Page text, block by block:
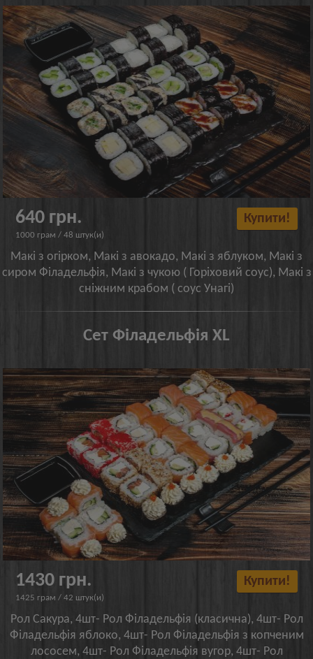
640 грн.
1000 грам / 48 штук(и)
Купити!
Макі з огірком, Макі з авокадо, Макі з яблуком, Макі з
сиром Філадельфія, Макі з чукою ( Горіховий соус), Макі з
сніжним крабом ( соус Унагі)
Сет Філадельфія XL
1430 грн.
1425 грам / 42 штук(и)
Купити!
Рол Сакура, 4шт- Рол Філадельфія (класична), 4шт- Рол
Філадельфія яблоко, 4шт- Рол Філадельфія з копченим
лососем, 4шт- Рол Філадельфія вугор, 4шт- Рол